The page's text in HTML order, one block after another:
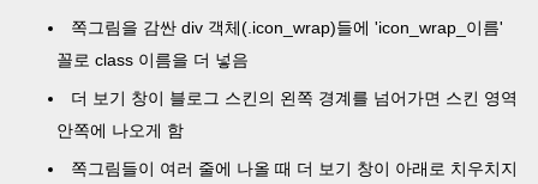
쪽그림을 감싼 div 객체(.icon_wrap)들에 'icon_wrap_이름'
꼴로 class 이름을 더 넣음
더 보기 창이 블로그 스킨의 왼쪽 경계를 넘어가면 스킨 영역
안쪽에 나오게 함
쪽그림들이 여러 줄에 나올 때 더 보기 창이 아래로 치우치지